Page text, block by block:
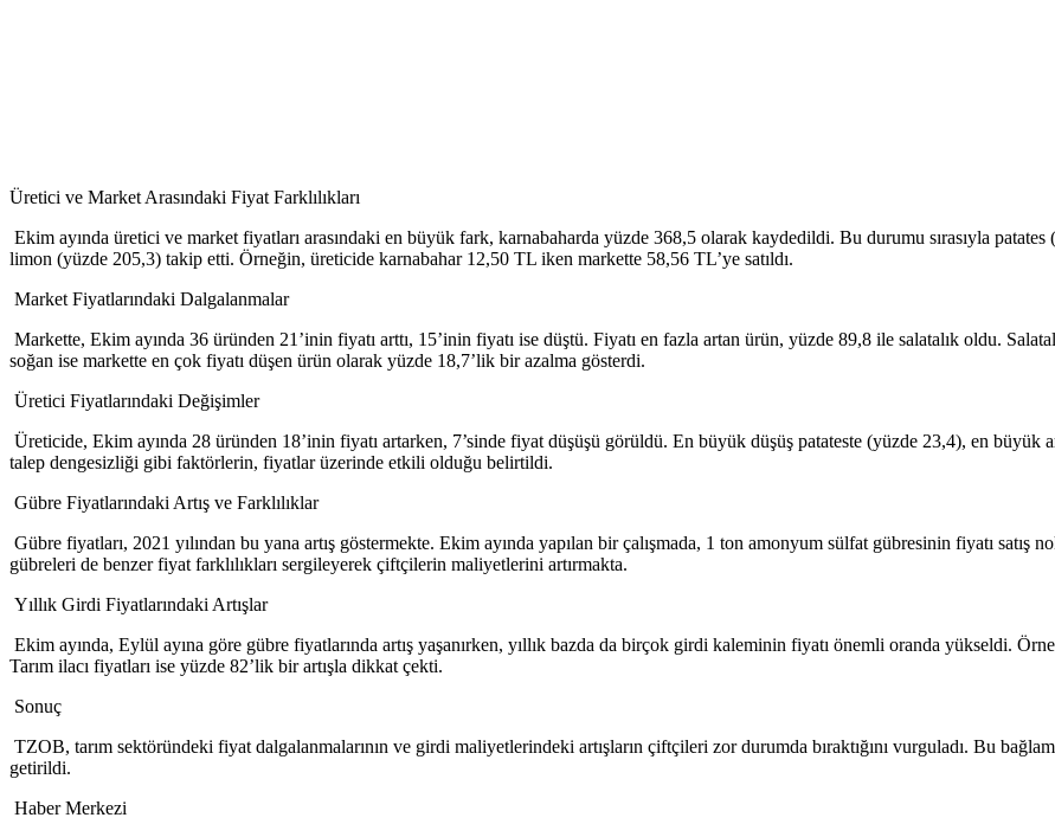
Üretici ve Market Arasındaki Fiyat Farklılıkları
Ekim ayında üretici ve market fiyatları arasındaki en büyük fark, karnabaharda yüzde 368,5 olarak kaydedildi. Bu durumu sırasıyla
limon (yüzde 205,3) takip etti. Örneğin, üreticide karnabahar 12,50 TL iken markette 58,56 TL’ye satıldı.
Market Fiyatlarındaki Dalgalanmalar
Markette, Ekim ayında 36 üründen 21’inin fiyatı arttı, 15’inin fiyatı ise düştü. Fiyatı en fazla artan ürün, yüzde 89,8 ile salatalık oldu.
soğan ise markette en çok fiyatı düşen ürün olarak yüzde 18,7’lik bir azalma gösterdi.
Üretici Fiyatlarındaki Değişimler
Üreticide, Ekim ayında 28 üründen 18’inin fiyatı artarken, 7’sinde fiyat düşüşü görüldü. En büyük düşüş patateste (yüzde 23,4), en
talep dengesizliği gibi faktörlerin, fiyatlar üzerinde etkili olduğu belirtildi.
Gübre Fiyatlarındaki Artış ve Farklılıklar
Gübre fiyatları, 2021 yılından bu yana artış göstermekte. Ekim ayında yapılan bir çalışmada, 1 ton amonyum sülfat gübresinin fiyatı
gübreleri de benzer fiyat farklılıkları sergileyerek çiftçilerin maliyetlerini artırmakta.
Yıllık Girdi Fiyatlarındaki Artışlar
Ekim ayında, Eylül ayına göre gübre fiyatlarında artış yaşanırken, yıllık bazda da birçok girdi kaleminin fiyatı önemli oranda yükseldi.
Tarım ilacı fiyatları ise yüzde 82’lik bir artışla dikkat çekti.
Sonuç
TZOB, tarım sektöründeki fiyat dalgalanmalarının ve girdi maliyetlerindeki artışların çiftçileri zor durumda bıraktığını vurguladı. Bu
getirildi.
Haber Merkezi